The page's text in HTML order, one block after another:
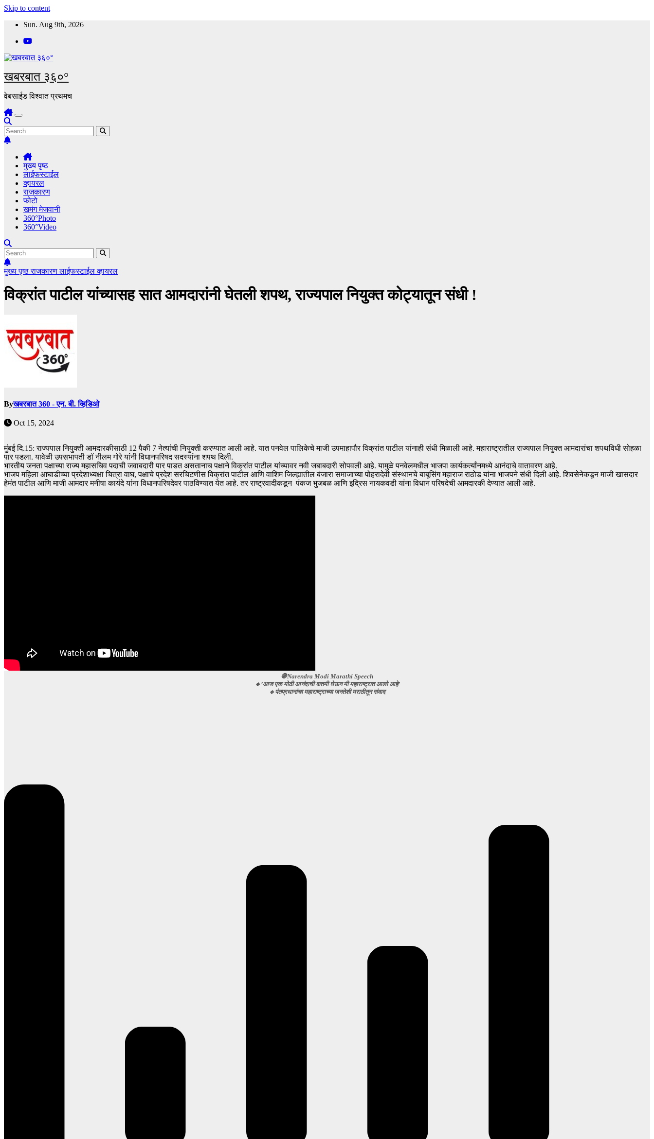
Skip to content
Sun. Aug 9th, 2026
खबरबात ३६०°
वेबसाईड विश्वात प्रथमच
मुख्य पृष्ठ
लाईफस्टाईल
व्हायरल
राजकारण
फोटो
खमंग मेजवानी
360°Photo
360°Video
मुख्य पृष्ठराजकारणलाईफस्टाईलव्हायरल
विक्रांत पाटील यांच्यासह सात आमदारांनी घेतली शपथ, राज्यपाल नियुक्त कोट्यातून संधी !
Byखबरबात 360 - एन. बी. व्हिडिओ
Oct 15, 2024
मुंबई दि.15: राज्यपाल नियुक्ती आमदारकीसाठी 12 पैकी 7 नेत्यांची नियुक्ती करण्यात आली आहे. यात पनवेल पालिकेचे माजी उपमाहापौर विक्रांत पाटील यांनाही संधी मिळाली आहे. महाराष्ट्रातील राज्यपाल नियुक्त आमदारांचा शपथविधी सोहळा
पार पडला. यावेळी उपसभापती डॉ नीलम गोरे यांनी विधानपरिषद सदस्यांना शपथ दिली.
भारतीय जनता पक्षाच्या राज्य महासचिव पदाची जवाबदारी पार पाडत असतानाच पक्षाने विक्रांत पाटील यांच्यावर नवी जबाबदारी सोपवली आहे. यामुळे पनवेलमधील भाजपा कार्यकर्त्यांनमध्ये आनंदाचे वातावरण आहे.
भाजप महिला आघाडीच्या प्रदेशाध्यक्षा चित्रा वाघ, पक्षाचे प्रदेश सरचिटणीस विक्रांत पाटील आणि वाशिम जिल्ह्यातील बंजारा समाजाच्या पोहरादेवी संस्थानचे बाबूसिंग महाराज राठोड यांना भाजपने संधी दिली आहे. शिवसेनेकडून माजी खासदार
हेमंत पाटील आणि माजी आमदार मनीषा कायंदे यांना विधानपरिषदेवर पाठविण्यात येत आहे. तर राष्ट्रवादीकडून पंकज भुजबळ आणि इद्रिस नायकवडी यांना विधान परिषदेची आमदारकी देण्यात आली आहे.
🛑Narendra Modi Marathi Speech
🔸’आज एक मोठी आनंदाची बातमी घेऊन मी महाराष्ट्रात आलो आहे’
🔹पंतप्रधानांचा महाराष्ट्राच्या जनतेशी मराठीतून संवाद